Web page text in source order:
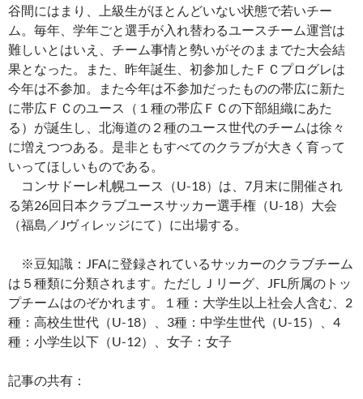
谷間にはまり、上級生がほとんどいない状態で若いチー
ム。毎年、学年ごと選手が入れ替わるユースチーム運営は
難しいとはいえ、チーム事情と勢いがそのままでた大会結
果となった。また、昨年誕生、初参加したＦＣプログレは
今年は不参加。また今年は不参加だったものの帯広に新た
に帯広ＦＣのユース（１種の帯広ＦＣの下部組織にあた
る）が誕生し、北海道の２種のユース世代のチームは徐々
に増えつつある。是非ともすべてのクラブが大きく育って
いってほしいものである。
コンサドーレ札幌ユース（U-18）は、7月末に開催され
る第26回日本クラブユースサッカー選手権（U-18）大会
（福島／Jヴィレッジにて）に出場する。
※豆知識：JFAに登録されているサッカーのクラブチーム
は５種類に分類されます。ただしＪリーグ、JFL所属のトッ
プチームはのぞかれます。１種：大学生以上社会人含む、2
種：高校生世代（U-18）、3種：中学生世代（U-15）、4
種：小学生以下（U-12）、女子：女子
記事の共有：